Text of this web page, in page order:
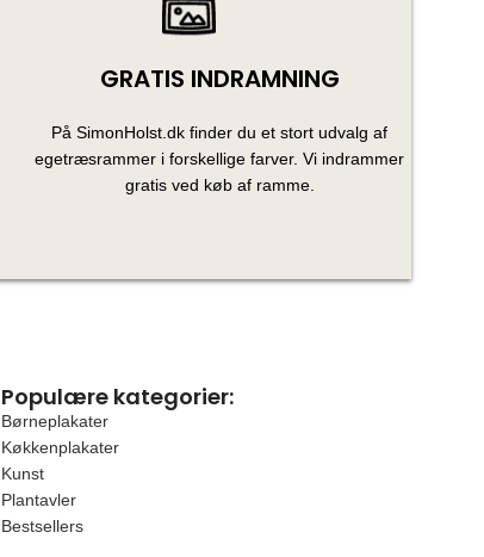
GRATIS INDRAMNING
På SimonHolst.dk finder du et stort udvalg af
egetræsrammer i forskellige farver. Vi indrammer
gratis ved køb af ramme.
Populære kategorier:
Børneplakater
Køkkenplakater
Kunst
Plantavler
Bestsellers